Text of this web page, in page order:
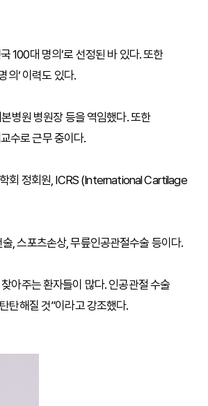
100대 명의’로 선정된 바 있다. 또한
의‘ 이력도 있다.
병원 병원장 등을 역임했다. 또한
수로 근무 중이다.
회 정회원, ICRS (International Cartilage
, 스포츠손상, 무릎인공관절수술 등이다.
아주는 환자들이 많다. 인공관절 수술
탄해질 것”이라고 강조했다.